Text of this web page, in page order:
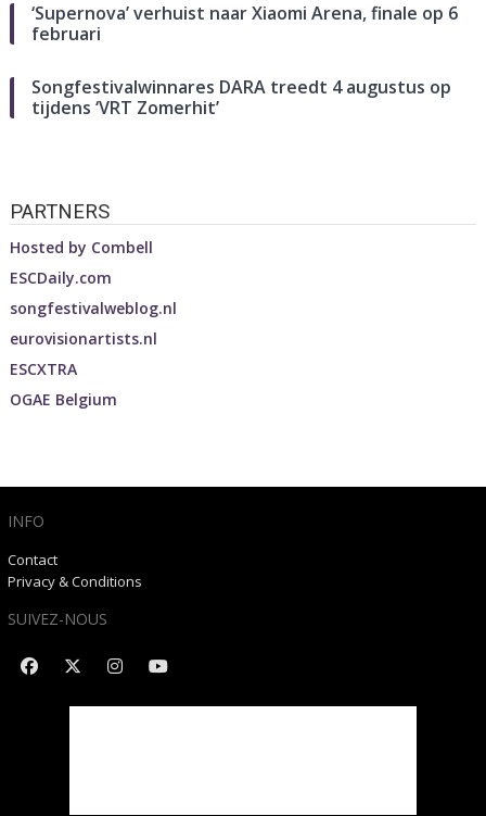
‘Supernova’ verhuist naar Xiaomi Arena, finale op 6
februari
Songfestivalwinnares DARA treedt 4 augustus op
tijdens ‘VRT Zomerhit’
PARTNERS
Hosted by Combell
ESCDaily.com
songfestivalweblog.nl
eurovisionartists.nl
ESCXTRA
OGAE Belgium
INFO
Contact
Privacy & Conditions
SUIVEZ-NOUS